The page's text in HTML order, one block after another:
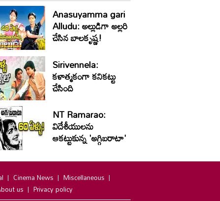
Anasuyamma gari
Alludu: అల్లుడిగా అల్లరి
చేసిన బాలకృష్ణ!
Sirivennela:
కళాత్మకంగా కనికట్టు
చేసింది
NT Ramarao:
విదేశీయులను
ఆకట్టుకున్న 'అగ్గిబరాటా'
Cinema News
Miscellaneous
us Privacy policy